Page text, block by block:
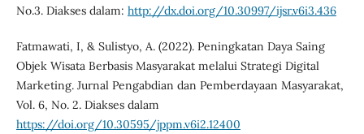
No.3. Diakses dalam: http://dx.doi.org/10.30997/ijsr.v6i3.436
Fatmawati, I, & Sulistyo, A. (2022). Peningkatan Daya Saing
Objek Wisata Berbasis Masyarakat melalui Strategi Digital
Marketing. Jurnal Pengabdian dan Pemberdayaan Masyarakat,
Vol. 6, No. 2. Diakses dalam
https://doi.org/10.30595/jppm.v6i2.12400